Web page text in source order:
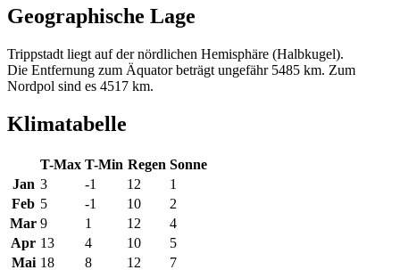
Geographische Lage
Trippstadt liegt auf der nördlichen Hemisphäre (Halbkugel).
Die Entfernung zum Äquator beträgt ungefähr 5485 km. Zum
Nordpol sind es 4517 km.
Klimatabelle
T-Max T-Min Regen Sonne
Jan 3 -1 12
1
Feb 5 -1 10
2
Mar 9 1 12
4
Apr 13 4 10
5
Mai 18 8 12 7